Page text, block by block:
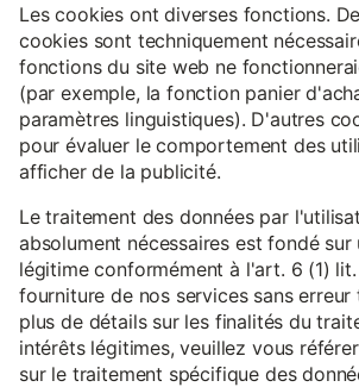
Les cookies ont diverses fonctions.
cookies sont techniquement
fonctions du site web ne
(par exemple, la fonction panier
paramètres linguistiques). D'autres
pour évaluer le comportement des
afficher de la publicité.
Le traitement des données par
absolument nécessaires est fondé sur
légitime conformément à l'art. 6 (1) lit.
fourniture de nos services sans erreur
plus de détails sur les finalités du
intérêts légitimes, veuillez vous
sur le traitement spécifique des